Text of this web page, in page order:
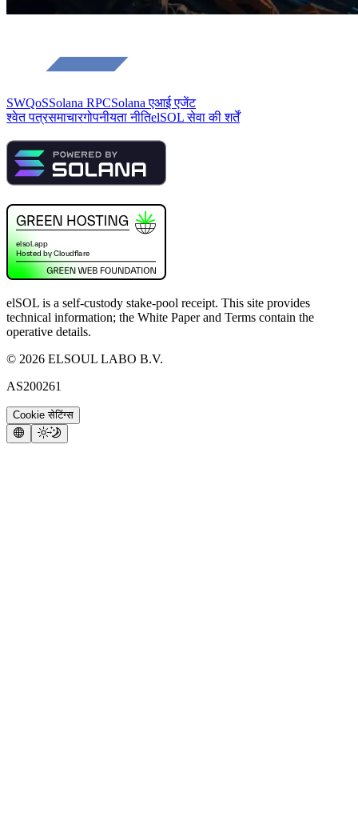
SWQoSSolana RPCSolana एआई एजेंट
श्वेत पत्रसमाचारगोपनीयता नीतिelSOL सेवा की शर्तें
elSOL is a self-custody stake-pool receipt. This site provides
technical information; the White Paper and Terms contain the
operative details.
© 2026 ELSOUL LABO B.V.
AS200261
Cookie सेटिंग्स